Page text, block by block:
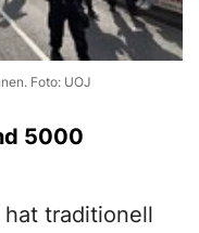
Foto: UOJ
5000
hat traditionell